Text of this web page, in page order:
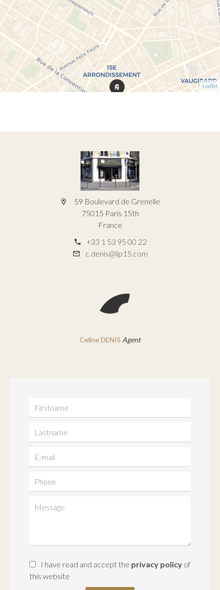
Leaflet
59 Boulevard de Grenelle
75015 Paris 15th
France
+33 1 53 95 00 22
c.denis@lip15.com
Celine DENIS Agent
I have read and accept the privacy policy of
this website